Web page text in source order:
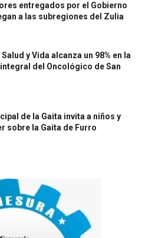
entregados por el Gobierno
a las subregiones del Zulia
y Vida alcanza un 98% en la
del Oncológico de San
de la Gaita invita a niños y
sobre la Gaita de Furro